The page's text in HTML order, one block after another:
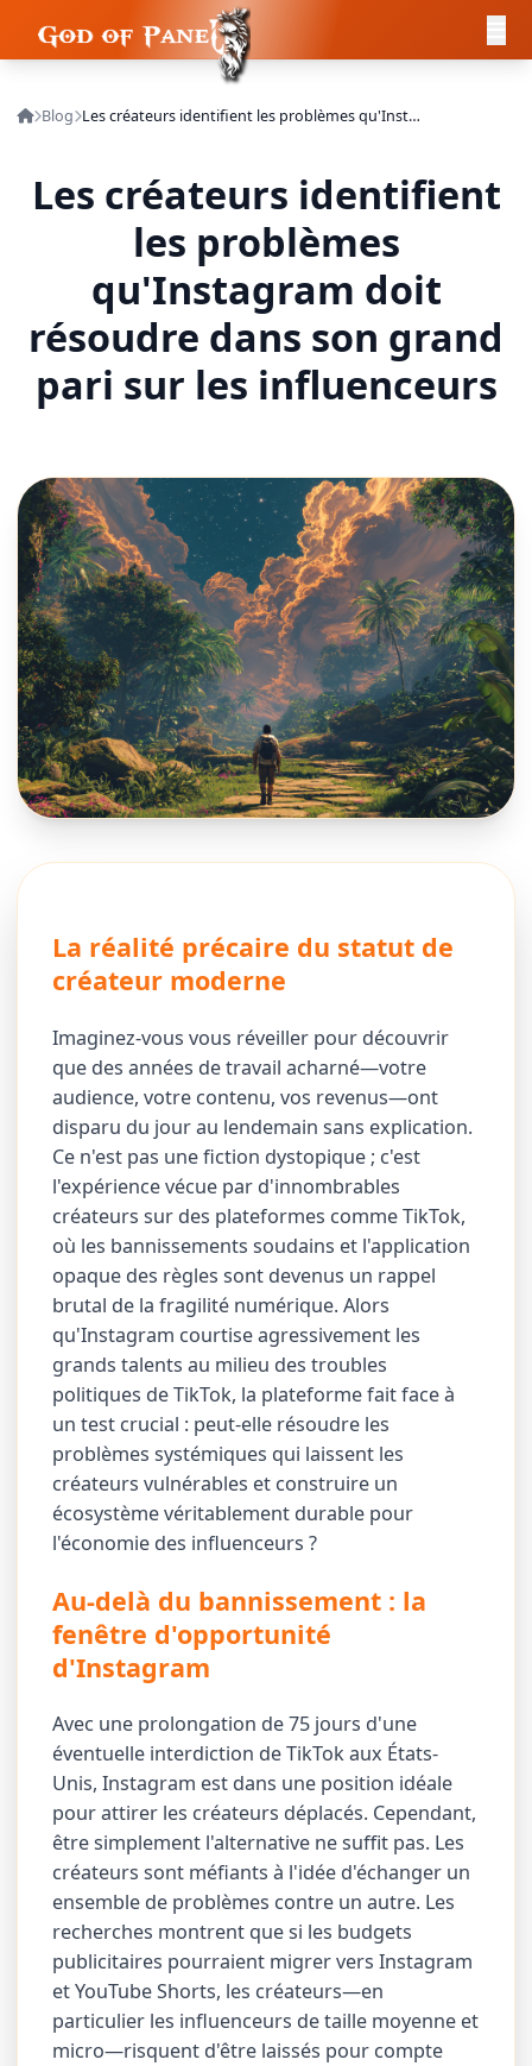
Blog Les créateurs identifient les problèmes qu'Instagram doit résoudre dans son grand pari sur les influenceurs
Les créateurs identifient
les problèmes
qu'Instagram doit
résoudre dans son grand
pari sur les influenceurs
La réalité précaire du statut de
créateur moderne
Imaginez-vous vous réveiller pour découvrir
que des années de travail acharné—votre
audience, votre contenu, vos revenus—ont
disparu du jour au lendemain sans explication.
Ce n'est pas une fiction dystopique ; c'est
l'expérience vécue par d'innombrables
créateurs sur des plateformes comme TikTok,
où les bannissements soudains et l'application
opaque des règles sont devenus un rappel
brutal de la fragilité numérique. Alors
qu'Instagram courtise agressivement les
grands talents au milieu des troubles
politiques de TikTok, la plateforme fait face à
un test crucial : peut-elle résoudre les
problèmes systémiques qui laissent les
créateurs vulnérables et construire un
écosystème véritablement durable pour
l'économie des influenceurs ?
Au-delà du bannissement : la
fenêtre d'opportunité
d'Instagram
Avec une prolongation de 75 jours d'une
éventuelle interdiction de TikTok aux États-
Unis, Instagram est dans une position idéale
pour attirer les créateurs déplacés. Cependant,
être simplement l'alternative ne suffit pas. Les
créateurs sont méfiants à l'idée d'échanger un
ensemble de problèmes contre un autre. Les
recherches montrent que si les budgets
publicitaires pourraient migrer vers Instagram
et YouTube Shorts, les créateurs—en
particulier les influenceurs de taille moyenne et
micro—risquent d'être laissés pour compte